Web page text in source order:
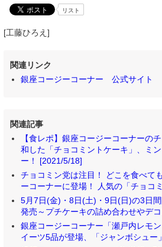
リスト
[工藤ひろえ]
関連リンク
銀座コージーコーナー 公式サイト
関連記事
【食レポ】銀座コージーコーナーの
和した「チョコミントケーキ」、ミ
ー！ [2021/5/18]
チョコミン党は注目！ どこを食べて
ーコーナーに登場！ 人気の「チョコ
5月7日(金)・8日(土)・9日(日)の3日
発売～プチケーキの詰め合わせやデ
銀座コージーコーナー「瀬戸内レモ
イーツ5品が登場、「ジャンボシュー